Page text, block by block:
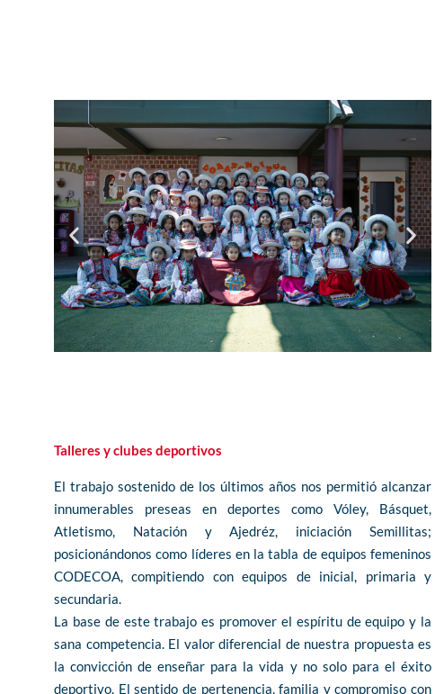
Talleres y clubes deportivos
El trabajo sostenido de los últimos años nos permitió alcanzar
innumerables preseas en deportes como Vóley, Básquet,
Atletismo, Natación y Ajedréz, iniciación Semillitas;
posicionándonos como líderes en la tabla de equipos femeninos
CODECOA, compitiendo con equipos de inicial, primaria y
secundaria.
La base de este trabajo es promover el espíritu de equipo y la
sana competencia. El valor diferencial de nuestra propuesta es
la convicción de enseñar para la vida y no solo para el éxito
deportivo. El sentido de pertenencia, familia y compromiso con